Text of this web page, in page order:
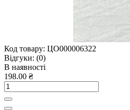
Код товару: ЦО000006322
Відгуки: (0)
В наявності
198.00 ₴